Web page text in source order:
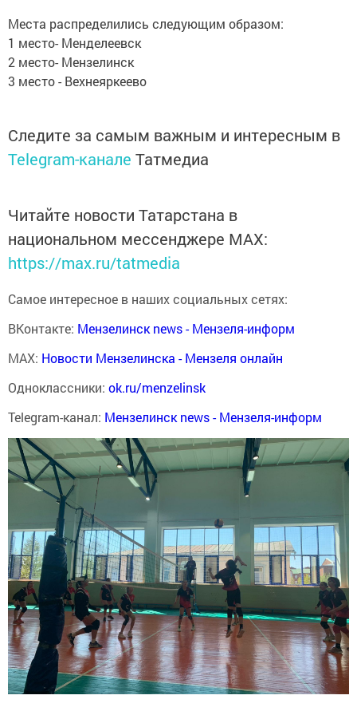
Места распределились следующим образом:
1 место- Менделеевск
2 место- Мензелинск
3 место - Вехнеяркеево
Следите за самым важным и интересным в
Telegram-канале Татмедиа
Читайте новости Татарстана в
национальном мессенджере MАХ:
https://max.ru/tatmedia
Самое интересное в наших социальных сетях:
ВКонтакте: Мензелинск news - Мензеля-информ
MAX: Новости Мензелинска - Мензеля онлайн
Одноклассники: ok.ru/menzelinsk
Telegram-канал: Мензелинск news - Мензеля-информ